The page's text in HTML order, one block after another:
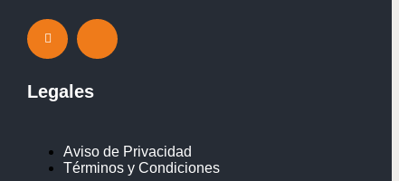
Legales
Aviso de Privacidad
Términos y Condiciones